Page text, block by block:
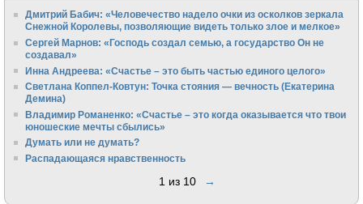
Дмитрий Бабич: «Человечество надело очки из осколков зеркала
Снежной Королевы, позволяющие видеть только злое и мелкое»
Сергей Марнов: «Господь создал семью, а государство Он не
создавал»
Инна Андреева: «Счастье – это быть частью единого целого»
Светлана Коппел-Ковтун: Точка стояния — вечность (Екатерина
Демина)
Владимир Романенко: «Счастье – это когда оказывается что твои
юношеские мечты сбылись»
Думать или не думать?
Распадающаяся нравственность
1 из 10 →